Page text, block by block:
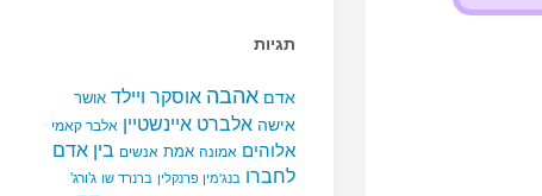
תגיות
אדם אהבה אוסקר ויילד אושר
אישה אלברט איינשטיין אלבר קאמי
אלוהים אמונה אמת אנשים בין אדם
לחברו בנג'מין פרנקלין ברנרד שו ג'ורג'